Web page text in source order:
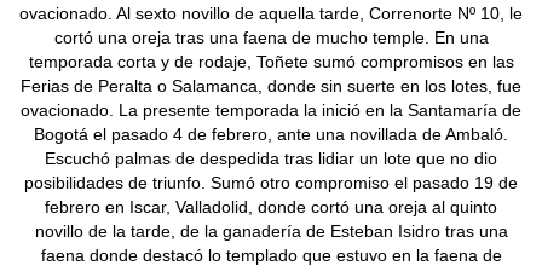
ovacionado. Al sexto novillo de aquella tarde, Correnorte Nº 10, le
cortó una oreja tras una faena de mucho temple. En una
temporada corta y de rodaje, Toñete sumó compromisos en las
Ferias de Peralta o Salamanca, donde sin suerte en los lotes, fue
ovacionado. La presente temporada la inició en la Santamaría de
Bogotá el pasado 4 de febrero, ante una novillada de Ambaló.
Escuchó palmas de despedida tras lidiar un lote que no dio
posibilidades de triunfo. Sumó otro compromiso el pasado 19 de
febrero en Iscar, Valladolid, donde cortó una oreja al quinto
novillo de la tarde, de la ganadería de Esteban Isidro tras una
faena donde destacó lo templado que estuvo en la faena de